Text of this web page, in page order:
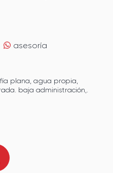
asesoría
plana, agua propia,
baja administración,.